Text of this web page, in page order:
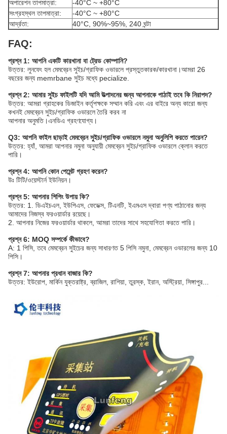
অপারেশন তাপমাত্রা:
-40°C ~ +80°C
সংগ্রহস্থল তাপমাত্রা:
-40°C ~ +80°C
আর্দ্রতা:
40°C, 90%~95%, 240 ঘন্টা
FAQ:
প্রশ্ন 1: আপনি একটি কারখানা বা ট্রেড কোম্পানি?
উত্তর: লুনফেং হল মেমব্রেন সুইচ/গ্রাফিক ওভারলে প্রস্তুতকারক/কারখানা।আমরা 26
বছরের জন্য memrbane সুইচ মধ্যে pecialize.
প্রশ্ন 2: আমার সুইচ ফাইলটি যদি আমি উত্পাদনের জন্য আপনাকে পাঠাই তবে কি নিরাপদ?
উত্তর: আমরা গ্রাহকের ডিজাইন কর্তৃপক্ষকে সম্মান করি এবং এর বাইরে অন্য কারো জন্য
কখনই মেমব্রেন সুইচ/গ্রাফিক ওভারলে তৈরি করব না
আপনার অনুমতি।এনডিএ গ্রহণযোগ্য।
Q3: আপনি ফাইল ছাড়াই মেমব্রেন সুইচ/গ্রাফিক ওভারলে নমুনা অনুলিপি করতে পারেন?
উত্তর: হ্যাঁ, আমরা আপনার নমুনা অনুযায়ী মেমব্রেন সুইচ/গ্রাফিক ওভারলে ক্লোন করতে
পারি।
প্রশ্ন 4: আপনি কোন পেমেন্ট গ্রহণ করেন?
উঃ টিটি/ওয়েস্টার্ন ইউনিয়ন।
প্রশ্ন 5: আপনার শিপিং উপায় কি?
উত্তর: 1. ডিএইচএল, ইউপিএস, ফেডেক্স, টিএনটি, ইএমএস দ্বারা পণ্য পাঠানোর জন্য
আমাদের নিজস্ব ফরওয়ার্ডার রয়েছে।
2. আপনার নিজের ফরওয়ার্ডার থাকলে, আমরা তাদের সাথে সহযোগিতা করতে পারি।
প্রশ্ন 6: MOQ সম্পর্কে কীভাবে?
A: 1 পিসি, তবে মেমব্রেন সুইচের জন্য সাধারণত 5 পিসি নমুনা, মেমব্রেন ওভারলের জন্য 10
পিসি।
প্রশ্ন 7: আপনার প্রধান বাজার কি?
উত্তর: ইউরোপ, মার্কিন যুক্তরাষ্ট্র, ব্রাজিল, রাশিয়া, তুরস্ক, ইরান, অস্ট্রিয়া, সিঙ্গাপুর...